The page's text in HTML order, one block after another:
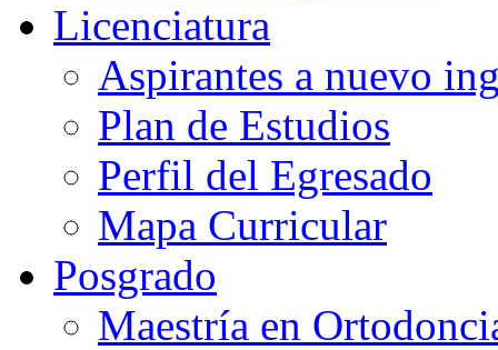
Licenciatura
Aspirantes a nuevo
Plan de Estudios
Perfil del Egresado
Mapa Curricular
Posgrado
Maestría en